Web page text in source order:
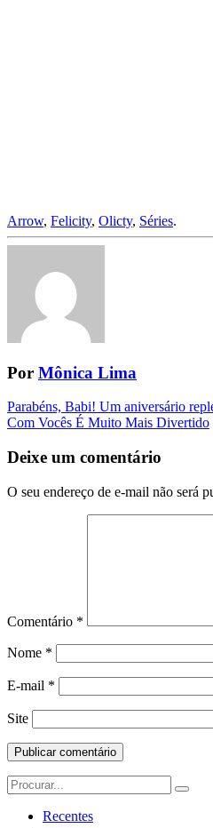
Arrow, Felicity, Olicty, Séries.
Por Mônica Lima
Navegação
da
Postagem
Parabéns, Babi! Um aniversário
Com Vocês É Muito Mais Divertido
Deixe um comentário
O seu endereço de e-mail não será
Comentário *
Nome *
E-mail *
Site
Search
for:
Recentes